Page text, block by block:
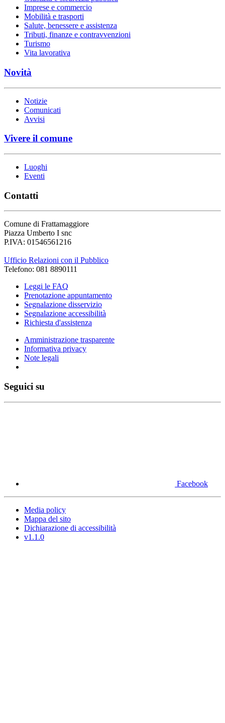
Imprese e commercio
Mobilità e trasporti
Salute, benessere e assistenza
Tributi, finanze e contravvenzioni
Turismo
Vita lavorativa
Novità
Notizie
Comunicati
Avvisi
Vivere il comune
Luoghi
Eventi
Contatti
Comune di Frattamaggiore
Piazza Umberto I snc
P.IVA: 01546561216
Ufficio Relazioni con il Pubblico
Telefono: 081 8890111
Leggi le FAQ
Prenotazione appuntamento
Segnalazione disservizio
Segnalazione accessibilità
Richiesta d'assistenza
Amministrazione trasparente
Informativa privacy
Note legali
Seguici su
Facebook
Media policy
Mappa del sito
Dichiarazione di accessibilità
v1.1.0